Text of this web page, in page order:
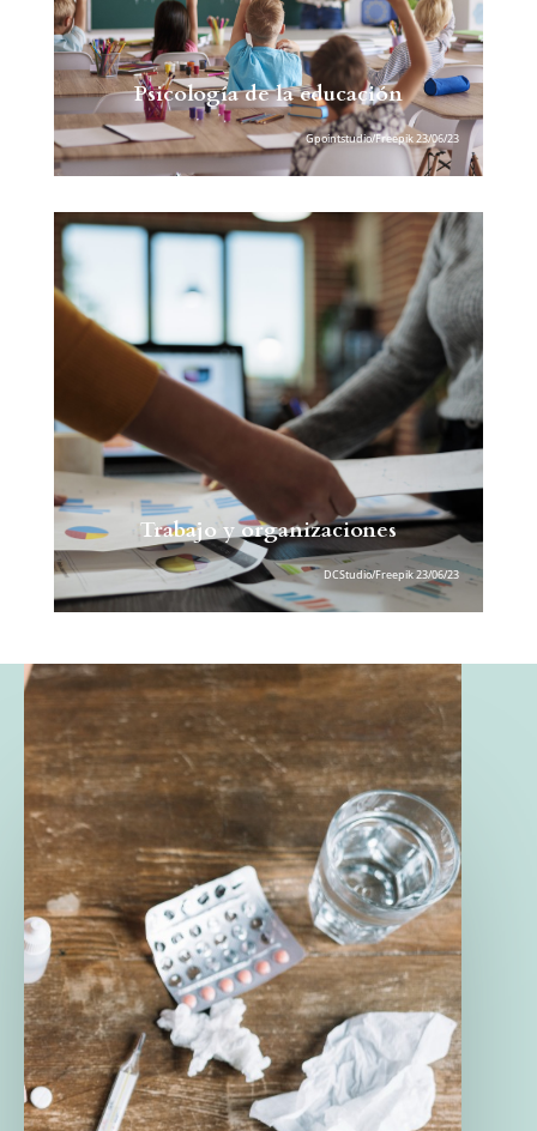
Psicología de la educación
Gpointstudio/Freepik 23/06/23
Trabajo y organizaciones
DCStudio/Freepik 23/06/23